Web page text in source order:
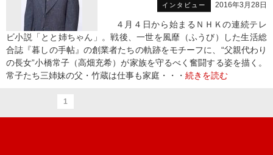
インタビュー 2016年3月28日
４月４日から始まるＮＨＫの連続テレ
ビ小説「とと姉ちゃん」。戦後、一世を風靡（ふうび）した生活総
合誌『暮しの手帖』の創業者たちの軌跡をモチーフに、“父親代わり
の長女”小橋常子（高畑充希）が家族を守るべく奮闘する姿を描く。
常子たち三姉妹の父・竹蔵は仕事も家庭・・・ 続きを読む
1